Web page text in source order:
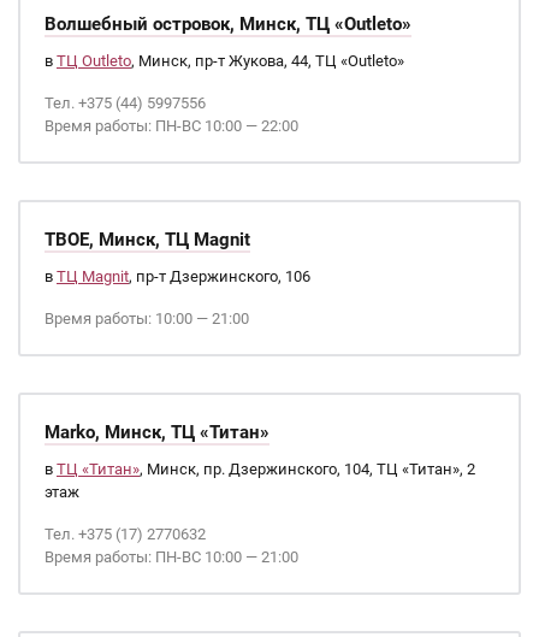
Волшебный островок, Минск, ТЦ «Outleto»
в ТЦ Outleto, Минск, пр-т Жукова, 44, ТЦ «Outleto»
Тел. +375 (44) 5997556
Время работы: ПН-ВС 10:00 — 22:00
ТВОЕ, Минск, ТЦ Magnit
в ТЦ Magnit, пр-т Дзержинского, 106
Время работы: 10:00 — 21:00
Marko, Минск, ТЦ «Титан»
в ТЦ «Титан», Минск, пр. Дзержинского, 104, ТЦ «Титан», 2
этаж
Тел. +375 (17) 2770632
Время работы: ПН-ВС 10:00 — 21:00